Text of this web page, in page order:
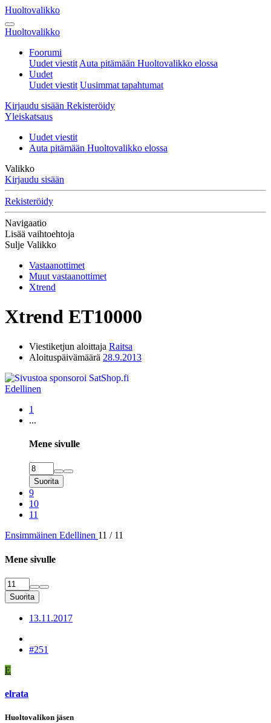
Huoltovalikko
Huoltovalikko
Foorumi
Uudet viestit Auta pitämään Huoltovalikko elossa
Uudet
Uudet viestit Uusimmat tapahtumat
Kirjaudu sisään Rekisteröidy
Yleiskatsaus
Uudet viestit
Auta pitämään Huoltovalikko elossa
Valikko
Kirjaudu sisään
Rekisteröidy
Navigaatio
Lisää vaihtoehtoja
Sulje Valikko
Vastaanottimet
Muut vastaanottimet
Xtrend
Xtrend ET10000
Viestiketjun aloittaja Raitsa
Aloituspäivämäärä 28.9.2013
Edellinen
1
...
Mene sivulle
Suorita
9
10
11
Ensimmäinen Edellinen 11 / 11
Mene sivulle
Suorita
13.11.2017
#251
E
elrata
Huoltovalikon jäsen